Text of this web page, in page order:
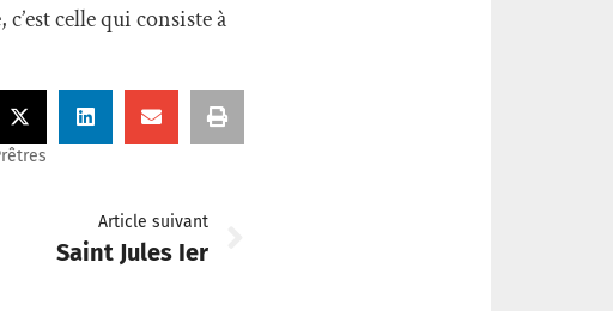
celle qui consiste à
Article suivant
Saint Jules Ier